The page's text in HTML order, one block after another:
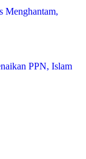
Menghantam,
PPN, Islam